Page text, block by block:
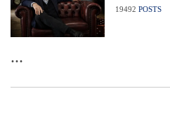
19492 POSTS
...